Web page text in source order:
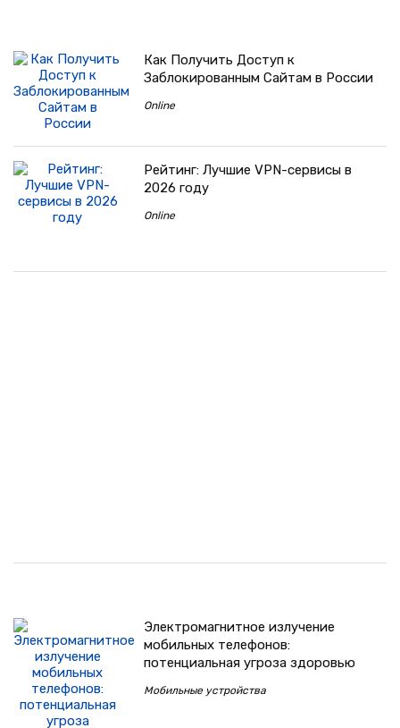
Как Получить Доступ к
Заблокированным Сайтам в России
Online
Рейтинг: Лучшие VPN-сервисы в
2026 году
Online
Электромагнитное излучение
мобильных телефонов:
потенциальная угроза здоровью
Мобильные устройства